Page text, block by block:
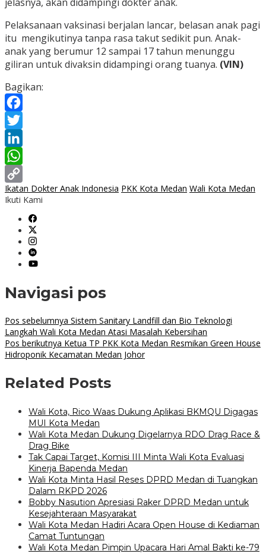
Pelaksanaan vaksinasi berjalan lancar, belasan anak pagi
itu mengikutinya tanpa rasa takut sedikit pun. Anak-
anak yang berumur 12 sampai 17 tahun menunggu
giliran untuk divaksin didampingi orang tuanya. (VIN)
Bagikan:
Facebook
Twitter
LinkedIn
WhatsApp
Copy
Ikatan Dokter Anak Indonesia PKK Kota Medan Wali Kota Medan
Ikuti Kami
Navigasi pos
Pos sebelumnya Sistem Sanitary Landfill dan Bio Teknologi
Langkah Wali Kota Medan Atasi Masalah Kebersihan
Pos berikutnya Ketua TP PKK Kota Medan Resmikan Green House
Hidroponik Kecamatan Medan Johor
Related Posts
Wali Kota, Rico Waas Dukung Aplikasi BKMQU Digagas
MUI Kota Medan
Wali Kota Medan Dukung Digelarnya RDO Drag Race &
Drag Bike
Tak Capai Target, Komisi III Minta Wali Kota Evaluasi
Kinerja Bapenda Medan
Wali Kota Minta Hasil Reses DPRD Medan di Tuangkan
Dalam RKPD 2026
Bobby Nasution Apresiasi Raker DPRD Medan untuk
Kesejahteraan Masyarakat
Wali Kota Medan Hadiri Acara Open House di Kediaman
Camat Tuntungan
Wali Kota Medan Pimpin Upacara Hari Amal Bakti ke-79